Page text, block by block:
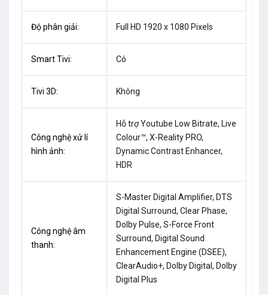
Độ phân giải: Full HD 1920 x 1080 Pixels
Smart Tivi: Có
Tivi 3D: Không
Công nghệ xử lí
hình ảnh:
Hỗ trợ Youtube Low Bitrate, Live
Colour™, X-Reality PRO,
Dynamic Contrast Enhancer,
HDR
Công nghệ âm
thanh:
S-Master Digital Amplifier, DTS
Digital Surround, Clear Phase,
Dolby Pulse, S-Force Front
Surround, Digital Sound
Enhancement Engine (DSEE),
ClearAudio+, Dolby Digital, Dolby
Digital Plus